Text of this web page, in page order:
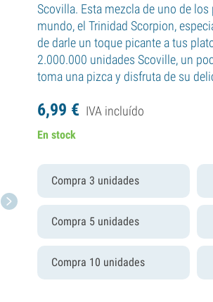
Scovilla. Esta mezcla de uno de
mundo, el Trinidad Scorpion,
de darle un toque picante a tus
2.000.000 unidades Scoville, un
toma una pizca y disfruta de su
6,99 € IVA incluído
En stock
Compra 3 unidades
Compra 5 unidades
Compra 10 unidades